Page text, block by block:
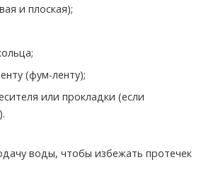
и плоская);
(фум-ленту);
или прокладки (если
воды, чтобы избежать протечек